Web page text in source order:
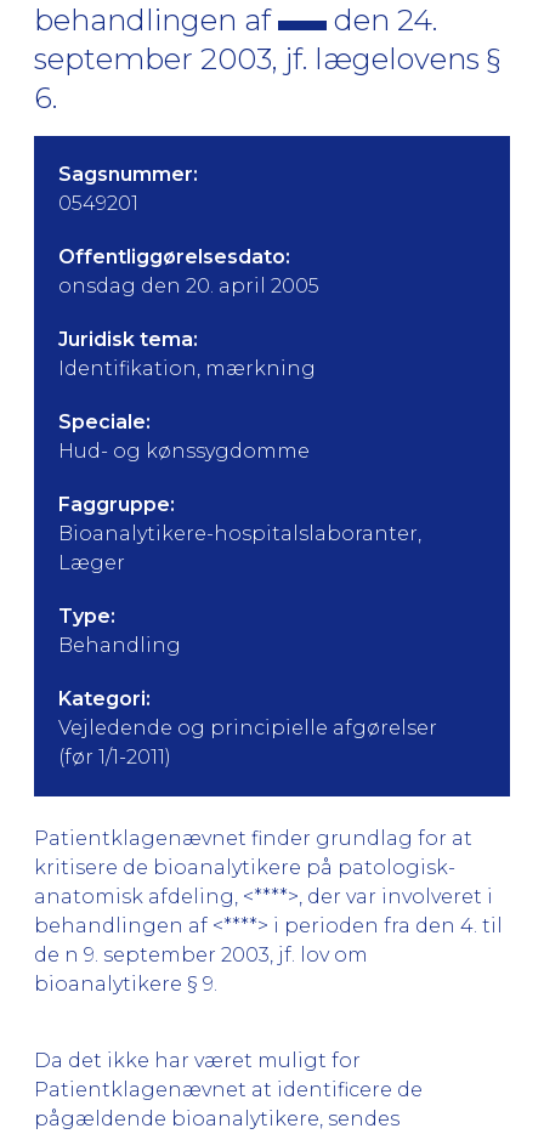
behandlingen af
den 24.
september 2003, jf. lægelovens §
6.
Sagsnummer:
0549201
Offentliggørelsesdato:
onsdag den 20. april 2005
Juridisk tema:
Identifikation, mærkning
Speciale:
Hud- og kønssygdomme
Faggruppe:
Bioanalytikere-hospitalslaboranter,
Læger
Type:
Behandling
Kategori:
Vejledende og principielle afgørelser
(før 1/1-2011)
Patientklagenævnet finder grundlag for at
kritisere de bioanalytikere på patologisk-
anatomisk afdeling, <****>, der var involveret i
behandlingen af <****> i perioden fra den 4. til
de n 9. september 2003, jf. lov om
bioanalytikere § 9.
Da det ikke har været muligt for
Patientklagenævnet at identificere de
pågældende bioanalytikere, sendes